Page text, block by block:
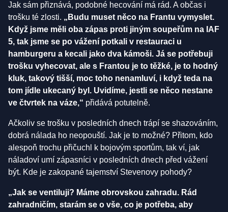
Jak sám přiznává, podobné hecování má rád. A občas i
trošku té zlosti. „Budu muset něco na Frantu vymyslet.
Když jsme měli oba zápas proti jiným soupeřům na IAF
5, tak jsme se po vážení potkali v restauraci u
hamburgeru a kecali jako dva kámoši. Já se potřebuji
trošku vyhecovat, ale s Frantou je to těžké, je to hodný
kluk, takový tišší, moc toho nenamluví, i když teda na
tom jídle ukecaný byl. Uvidíme, jestli se něco nestane
ve čtvrtek na váze,“ přidává potutelně.
Ačkoliv se trošku v posledních dnech trápí se shazováním,
dobrá nálada ho neopouští. Jak je to možné? Přitom, kdo
alespoň trochu přičuchl k bojovým sportům, tak ví, jak
náladoví umí zápasníci v posledních dnech před vážení
být. Kde je zakopané tajemství Stevenovy pohody?
„Jak se ventiluji? Máme obrovskou zahradu. Rád
zahradničím, starám se o vše, co je potřeba, aby